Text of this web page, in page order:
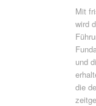
Mit
wird
und
die